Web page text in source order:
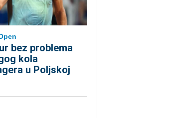
bez problema
kola
u Poljskoj